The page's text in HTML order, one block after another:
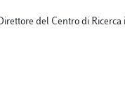
del Centro di Ricerca